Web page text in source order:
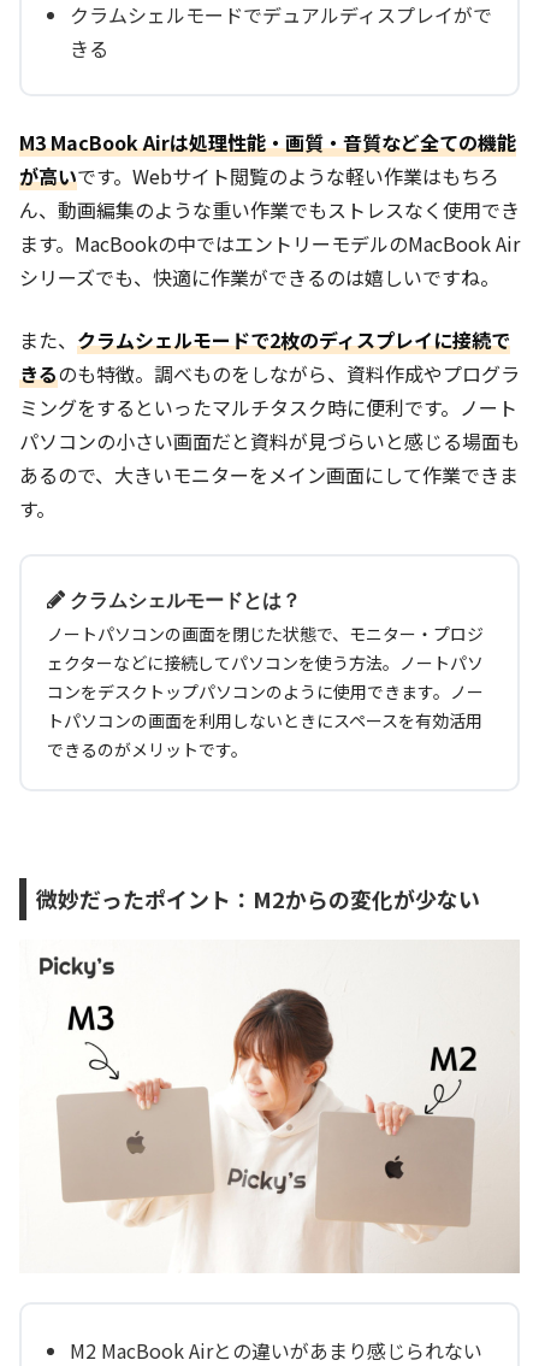
クラムシェルモードでデュアルディスプレイがで
きる
M3 MacBook Airは処理性能・画質・音質など全ての機能
が高いです。Webサイト閲覧のような軽い作業はもちろ
ん、動画編集のような重い作業でもストレスなく使用でき
ます。MacBookの中ではエントリーモデルのMacBook Air
シリーズでも、快適に作業ができるのは嬉しいですね。
また、 クラムシェルモードで2枚のディスプレイに接続で
きるのも特徴。調べものをしながら、資料作成やプログラ
ミングをするといったマルチタスク時に便利です。ノート
パソコンの小さい画面だと資料が見づらいと感じる場面も
あるので、大きいモニターをメイン画面にして作業できま
す。
クラムシェルモードとは？
ノートパソコンの画面を閉じた状態で、モニター・プロジ
ェクターなどに接続してパソコンを使う方法。ノートパソ
コンをデスクトップパソコンのように使用できます。ノー
トパソコンの画面を利用しないときにスペースを有効活用
できるのがメリットです。
微妙だったポイント：M2からの変化が少ない
M2 MacBook Airとの違いがあまり感じられない